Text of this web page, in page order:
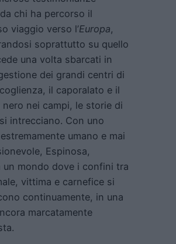
chi ha percorso il
viaggio verso l’Europa,
soprattutto su quello
una volta sbarcati in
dei grandi centri di
il caporalato e il
nero nei campi, le storie di
intrecciano. Con uno
umano e mai
Espinosa,
un mondo dove i confini tra
vittima e carnefice si
continuamente, in una
marcatamente